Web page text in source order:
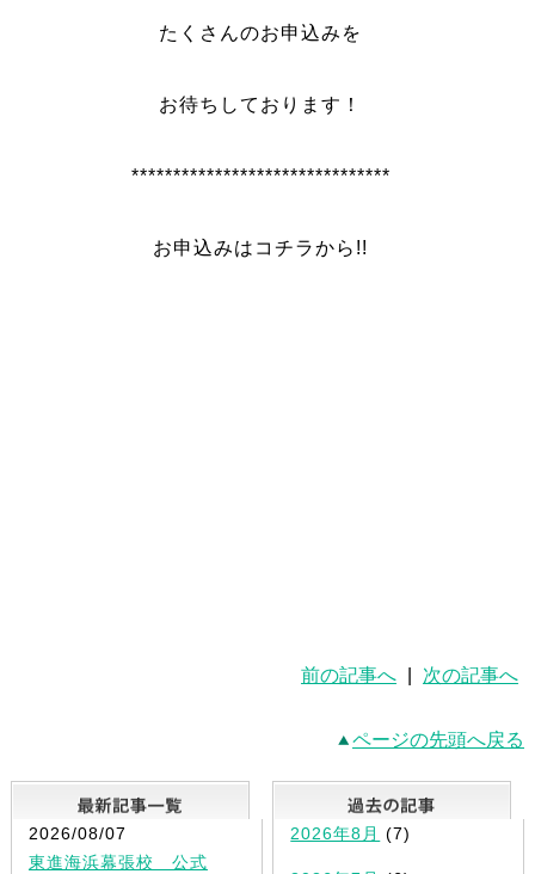
たくさんのお申込みを
お待ちしております！
*******************************
お申込みはコチラから!!
前の記事へ 次の記事へ
ページの先頭へ戻る
最新記事一覧
2026/08/07
東進海浜幕張校 公式
2026年8月 (7)